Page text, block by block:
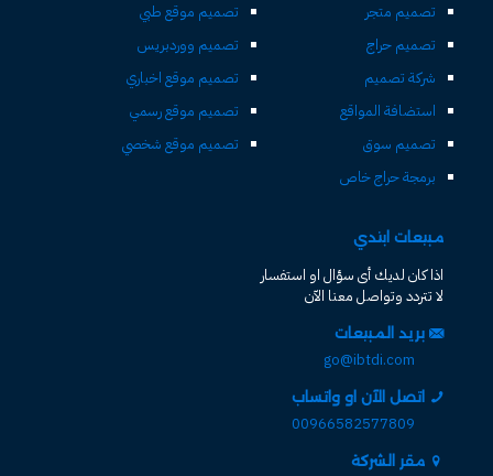
تصميم متجر
تصميم حراج
شركة تصميم
استضافة المواقع
تصميم سوق
برمجة حراج خاص
تصميم موقع طبي
تصميم ووردبريس
تصميم موقع اخباري
تصميم موقع رسمي
تصميم موقع شخصي
مبيعات ابتدي
اذا كان لديك أى سؤال او استفسار
لا تتردد وتواصل معنا الآن
بريد المبيعات
go@ibtdi.com
اتصل الآن او واتساب
00966582577809
مقر الشركة